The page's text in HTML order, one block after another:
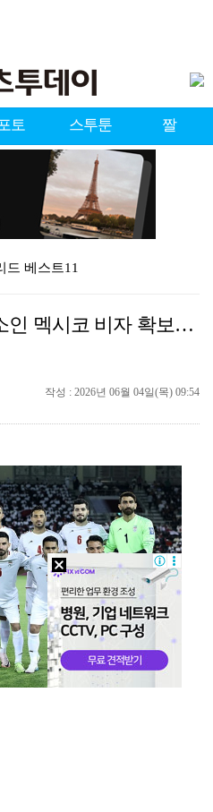
토 스투툰 짤
드 베스트11
[ST포토] 에이티즈 산, AT마드리드 유니폼 입고 댄…
[ST포토] 패스하는 도밍게스, AT마드리드 뛰는 16…
[ST포토] 디에고 시메오네 감독, 이강인과 함께 첫 …
발 빠르게
에이티즈 산, '손키스로 인사'
메뇨, 측면돌파
인 멕시코 비자 확보…
작성 : 2026년 06월 04일(목) 09:54